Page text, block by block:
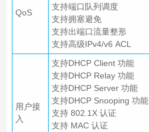
QoS
支持端口队列调度
支持拥塞避免
支持出端口流量整形
支持高级IPv4/v6 ACL
用户接
入
支持DHCP Client 功能
支持DHCP Relay 功能
支持DHCP Server 功能
支持DHCP Snooping 功能
支持 802.1X 认证
支持 MAC 认证